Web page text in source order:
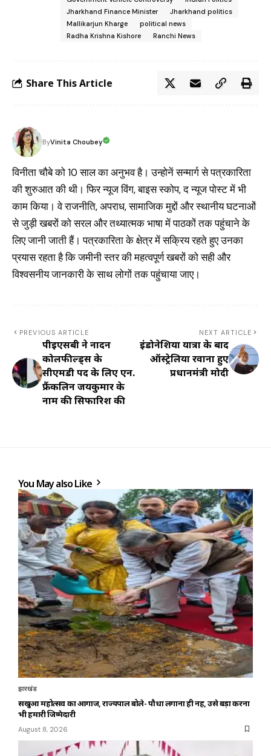
Jharkhand Finance Minister
Jharkhand politics
Mallikarjun Kharge
political news
Radha Krishna Kishore
Ranchi News
Share This Article
ByVinita Choubey
विनीता चौबे को 10 साल का अनुभव है। उन्होनें सन्मार्ग से पत्रकारिता
की शुरुआत की थी। फिर न्यूज विंग, बाइस स्कोप, द न्यूज पोस्ट में भी
काम किया। वे राजनीति, अपराध, सामाजिक मुद्दों और स्थानीय घटनाओं
से जुड़ी खबरों को सरल और तथ्यात्मक भाषा में पाठकों तक पहुंचाने के
लिए जानी जाती हैं। पत्रकारिता के क्षेत्र में सक्रिय रहते हुए उनका
प्रयास रहता है कि जमीनी स्तर की महत्वपूर्ण खबरों को सही और
विश्वसनीय जानकारी के साथ लोगों तक पहुंचाया जाए।
PREVIOUS ARTICLE
पीईएसबी ने नार्दर्न
कोलफील्ड्स के
सीएमडी पद के लिए एन.
फ्रैंकलिन जयकुमार के
नाम की सिफारिश की
NEXT ARTICLE
इंडोनेशिया यात्रा के बाद
ऑस्ट्रेलिया रवाना हुए
प्रधानमंत्री मोदी
You May also Like
झारखंड
सखुआ महोत्सव का आगाज, राज्यपाल बोले- पौधा लगाना ही नहीं, उसे बड़ा करना
भी हमारी जिम्मेदारी
August 8, 2026